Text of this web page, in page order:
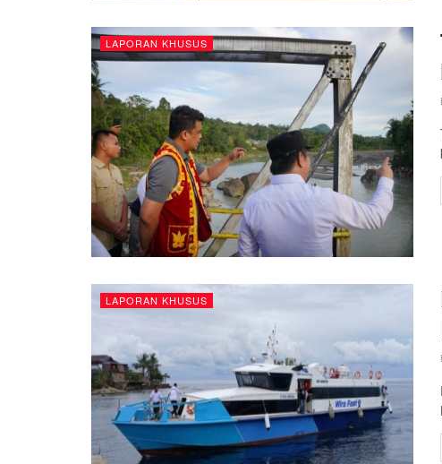
LAPORAN KHUSUS
LAPORAN KHUSUS